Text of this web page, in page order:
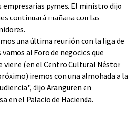
empresarias pymes. El ministro dijo
continuará mañana con las
una última reunión con la liga de
al Foro de negocios que
viene (en el Centro Cultural Néstor
iremos con una almohada a la
dijo Aranguren en
en el Palacio de Hacienda.